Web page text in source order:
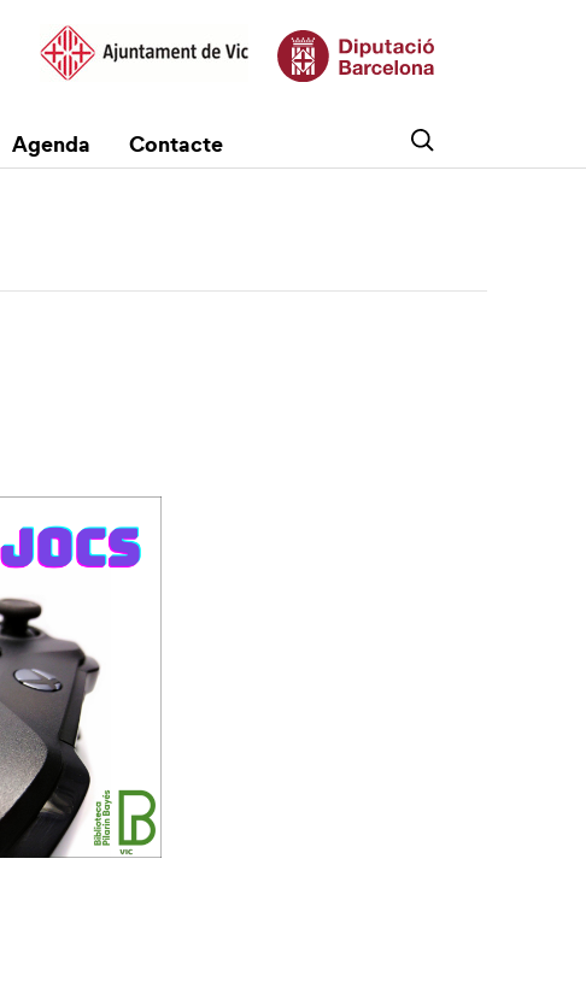
Agenda Contacte